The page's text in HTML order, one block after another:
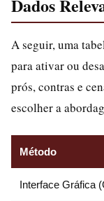
Dados
A seguir, uma
para ativar ou
prós, contras e
escolher a
Método
Interface Gráfica